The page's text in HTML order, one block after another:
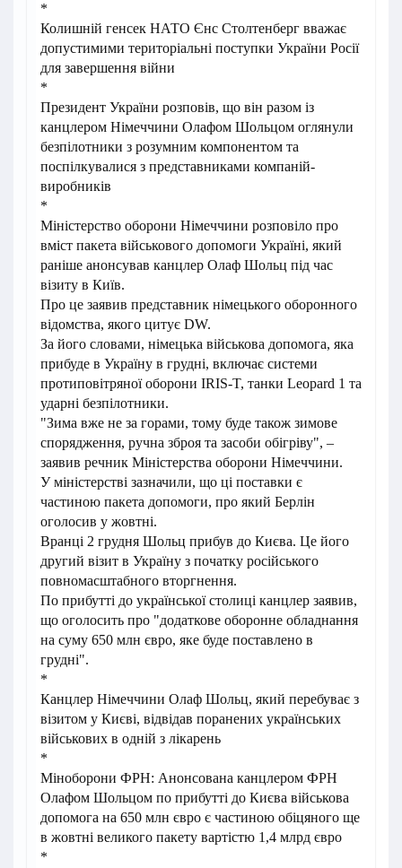
*
Колишній генсек НАТО Єнс Столтенберг вважає
допустимими територіальні поступки України Росії
для завершення війни
*
Президент України розповів, що він разом із
канцлером Німеччини Олафом Шольцом оглянули
безпілотники з розумним компонентом та
поспілкувалися з представниками компаній-
виробників
*
Міністерство оборони Німеччини розповіло про
вміст пакета військового допомоги Україні, який
раніше анонсував канцлер Олаф Шольц під час
візиту в Київ.
Про це заявив представник німецького оборонного
відомства, якого цитує DW.
За його словами, німецька військова допомога, яка
прибуде в Україну в грудні, включає системи
протиповітряної оборони IRIS-T, танки Leopard 1 та
ударні безпілотники.
"Зима вже не за горами, тому буде також зимове
спорядження, ручна зброя та засоби обігріву", –
заявив речник Міністерства оборони Німеччини.
У міністерстві зазначили, що ці поставки є
частиною пакета допомоги, про який Берлін
оголосив у жовтні.
Вранці 2 грудня Шольц прибув до Києва. Це його
другий візит в Україну з початку російського
повномасштабного вторгнення.
По прибутті до української столиці канцлер заявив,
що оголосить про "додаткове оборонне обладнання
на суму 650 млн євро, яке буде поставлено в
грудні".
*
Канцлер Німеччини Олаф Шольц, який перебуває з
візитом у Києві, відвідав поранених українських
військових в одній з лікарень
*
Міноборони ФРН: Анонсована канцлером ФРН
Олафом Шольцом по прибутті до Києва військова
допомога на 650 млн євро є частиною обіцяного ще
в жовтні великого пакету вартістю 1,4 млрд євро
*